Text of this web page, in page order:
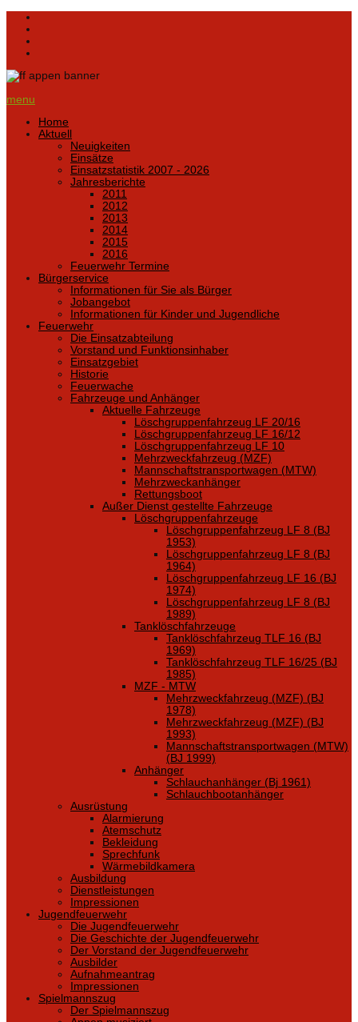
menu
Home
Aktuell
Neuigkeiten
Einsätze
Einsatzstatistik 2007 - 2026
Jahresberichte
2011
2012
2013
2014
2015
2016
Feuerwehr Termine
Bürgerservice
Informationen für Sie als Bürger
Jobangebot
Informationen für Kinder und Jugendliche
Feuerwehr
Die Einsatzabteilung
Vorstand und Funktionsinhaber
Einsatzgebiet
Historie
Feuerwache
Fahrzeuge und Anhänger
Aktuelle Fahrzeuge
Löschgruppenfahrzeug LF 20/16
Löschgruppenfahrzeug LF 16/12
Löschgruppenfahrzeug LF 10
Mehrzweckfahrzeug (MZF)
Mannschaftstransportwagen (MTW)
Mehrzweckanhänger
Rettungsboot
Außer Dienst gestellte Fahrzeuge
Löschgruppenfahrzeuge
Löschgruppenfahrzeug LF 8 (BJ
1953)
Löschgruppenfahrzeug LF 8 (BJ
1964)
Löschgruppenfahrzeug LF 16 (BJ
1974)
Löschgruppenfahrzeug LF 8 (BJ
1989)
Tanklöschfahrzeuge
Tanklöschfahrzeug TLF 16 (BJ
1969)
Tanklöschfahrzeug TLF 16/25 (BJ
1985)
MZF - MTW
Mehrzweckfahrzeug (MZF) (BJ
1978)
Mehrzweckfahrzeug (MZF) (BJ
1993)
Mannschaftstransportwagen (MTW)
(BJ 1999)
Anhänger
Schlauchanhänger (Bj 1961)
Schlauchbootanhänger
Ausrüstung
Alarmierung
Atemschutz
Bekleidung
Sprechfunk
Wärmebildkamera
Ausbildung
Dienstleistungen
Impressionen
Jugendfeuerwehr
Die Jugendfeuerwehr
Die Geschichte der Jugendfeuerwehr
Der Vorstand der Jugendfeuerwehr
Ausbilder
Aufnahmeantrag
Impressionen
Spielmannszug
Der Spielmannszug